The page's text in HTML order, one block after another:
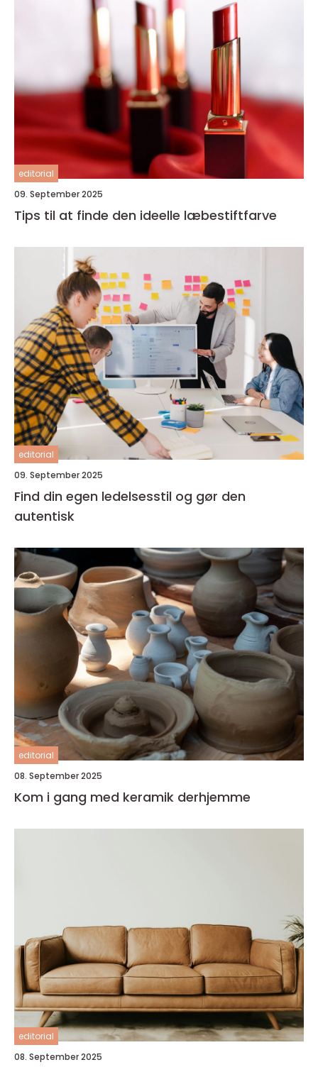
editorial
09. September 2025
Tips til at finde den ideelle læbestiftfarve
editorial
09. September 2025
Find din egen ledelsesstil og gør den
autentisk
editorial
08. September 2025
Kom i gang med keramik derhjemme
editorial
08. September 2025